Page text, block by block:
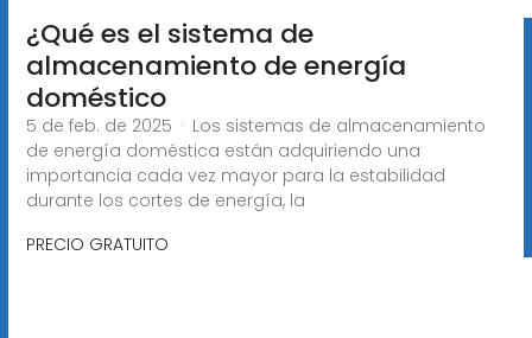
¿Qué es el sistema de
almacenamiento de energía
doméstico
5 de feb. de 2025 · Los sistemas de almacenamiento
de energía doméstica están adquiriendo una
importancia cada vez mayor para la estabilidad
durante los cortes de energía, la
PRECIO GRATUITO